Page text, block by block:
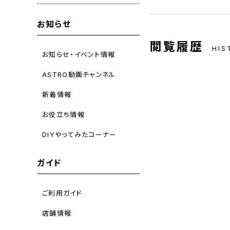
お知らせ
お知らせ・イベント情報
ASTRO動画チャンネル
新着情報
お役立ち情報
DIYやってみたコーナー
ガイド
ご利用ガイド
店舗情報
閲覧履歴